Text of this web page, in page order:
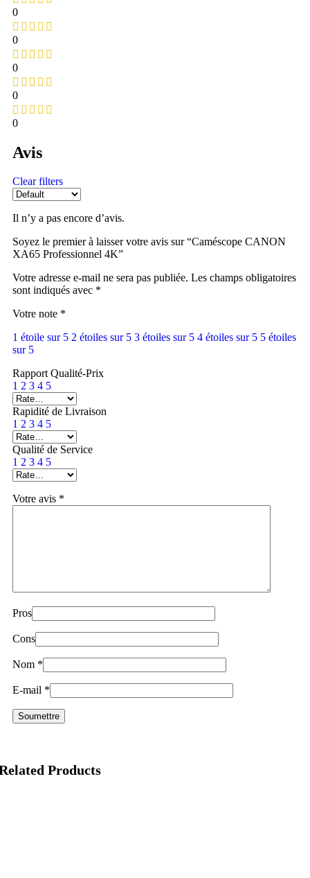
0
0
0
0
0
Avis
Clear filters
Il n’y a pas encore d’avis.
Soyez le premier à laisser votre avis sur “Caméscope CANON
XA65 Professionnel 4K”
Votre adresse e-mail ne sera pas publiée. Les champs obligatoires
sont indiqués avec *
Votre note *
1 étoile sur 5 2 étoiles sur 5 3 étoiles sur 5 4 étoiles sur 5 5 étoiles
sur 5
Rapport Qualité-Prix
1 2 3 4 5
Rapidité de Livraison
1 2 3 4 5
Qualité de Service
1 2 3 4 5
Votre avis *
Pros
Cons
Nom *
E-mail *
Products